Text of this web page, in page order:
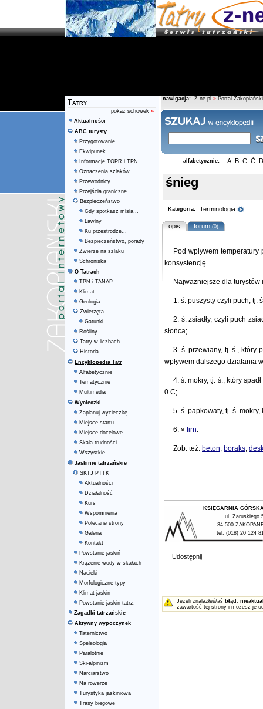
Tatry
pokaż schowek »
Aktualności
ABC turysty
Przygotowanie
Ekwipunek
Informacje TOPR i TPN
Oznaczenia szlaków
Przewodnicy
Przejścia graniczne
Bezpieczeństwo
Gdy spotkasz misia...
Lawiny
Ku przestrodze...
Bezpieczeństwo, porady
Zwierzę na szlaku
Schroniska
O Tatrach
TPN i TANAP
Klimat
Geologia
Zwierzęta
Gatunki
Rośliny
Tatry w liczbach
Historia
Encyklopedia Tatr
Alfabetycznie
Tematycznie
Multimedia
Wycieczki
Zaplanuj wycieczkę
Miejsce startu
Miejsce docelowe
Skala trudności
Wszystkie
Jaskinie tatrzańskie
SKTJ PTTK
Aktualności
Działalność
Kurs
Wspomnienia
Polecane strony
Galeria
Kontakt
Powstanie jaskiń
Krążenie wody w skałach
Nacieki
Morfologiczne typy
Klimat jaskiń
Powstanie jaskiń tatrz.
Zagadki tatrzańskie
Aktywny wypoczynek
Taternictwo
Speleologia
Paralotnie
Ski-alpinizm
Narciarstwo
Na rowerze
Turystyka jaskiniowa
Trasy biegowe
nawigacja: Z-ne.pl » Portal Zakopiański
alfabetycznie: A B C Ć D
śnieg
Kategoria: Terminologia
opis forum(0)
Pod wpływem
konsystencję.
Najważniejsze dla
1. ś. puszysty czyli puch, tj.
2. ś. zsiadły, czyli puch
słońca;
3. ś. przewiany, tj. ś., który
wpływem dalszego działania
4. ś. mokry, tj. ś., który
0 C;
5. ś. papkowaty, tj. ś.
6. » firn.
Zob. też: beton, boraks,
KSIĘGARNIA
ul. Zaruskiego
34-500
tel. (018) 20 124
Udostępnij
Jeżeli znalazłeś/aś błąd ,
zawartość tej strony i możesz je